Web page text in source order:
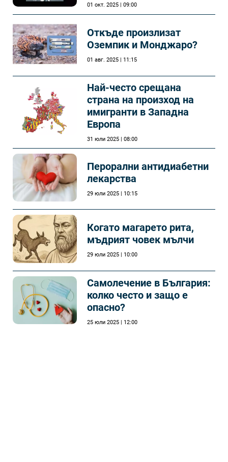
01 окт. 2025 | 09:00
Откъде произлизат
Оземпик и Монджаро?
01 авг. 2025 | 11:15
Най-често срещана
страна на произход на
имигранти в Западна
Европа
31 юли 2025 | 08:00
Перорални антидиабетни
лекарства
29 юли 2025 | 10:15
Когато магарето рита,
мъдрият човек мълчи
29 юли 2025 | 10:00
Самолечeние в България:
колко често и защо е
опасно?
25 юли 2025 | 12:00